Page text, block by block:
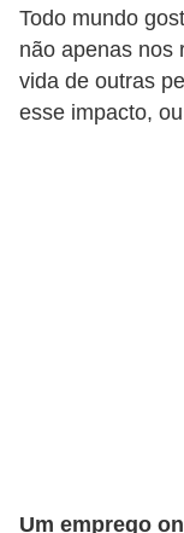
Todo mundo
não apenas nos
vida de outras
esse impacto,
Um emprego
o
P
o